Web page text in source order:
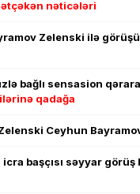
nəticələri
Zelenski ilə
bağlı sensasion
qadağa
Ceyhun
icra başçısı səyyar